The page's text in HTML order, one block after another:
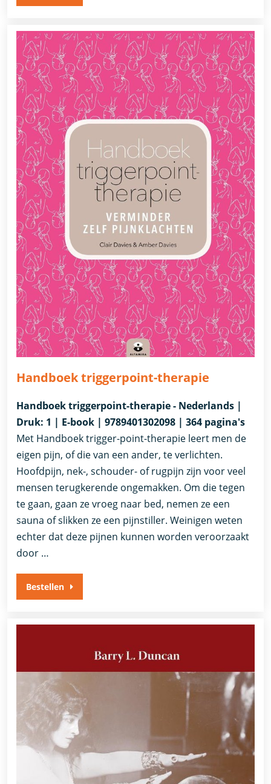
Handboek triggerpoint-therapie
Handboek triggerpoint-therapie - Nederlands |
Druk: 1 | E-book | 9789401302098 | 364 pagina's
Met Handboek trigger-point-therapie leert men de
eigen pijn, of die van een ander, te verlichten.
Hoofdpijn, nek-, schouder- of rugpijn zijn voor veel
mensen terugkerende ongemakken. Om die tegen
te gaan, gaan ze vroeg naar bed, nemen ze een
sauna of slikken ze een pijnstiller. Weinigen weten
echter dat deze pijnen kunnen worden veroorzaakt
door …
Bestellen